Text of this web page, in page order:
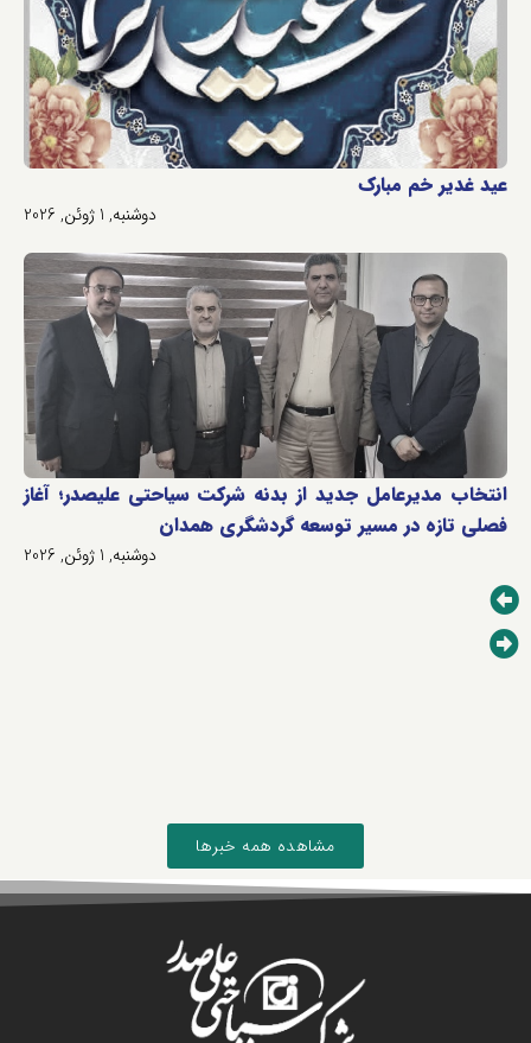
عید غدیر خم مبارک
دوشنبه, 1 ژوئن, 2026
انتخاب مدیرعامل جدید از بدنه شرکت سیاحتی علیصدر؛ آغاز
فصلی تازه در مسیر توسعه گردشگری همدان
دوشنبه, 1 ژوئن, 2026
مشاهده همه خبرها